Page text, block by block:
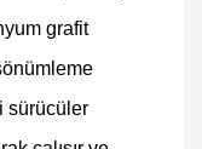
grafit
sürücüler